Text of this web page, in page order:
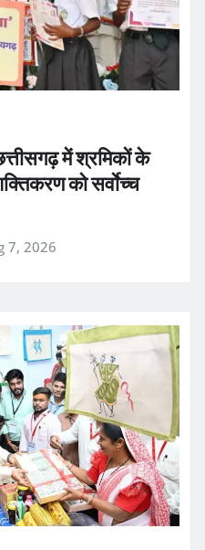
में श्रमिकों के
को सर्वाेच्च
7, 2026